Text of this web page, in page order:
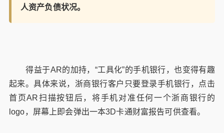
人资产负债状况。
得益于AR的加持，“工具化”的手机银行，也变得有趣
起来。具体来说，浙商银行客户只要登录手机银行，点击
首页AR扫描按钮后，将手机对准任何一个浙商银行的
logo，屏幕上即会弹出一本3D卡通财富报告可供查看。